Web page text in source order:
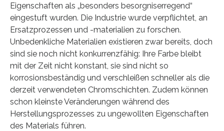
Eigenschaften als „besonders besorgniserregend“
eingestuft wurden. Die Industrie wurde verpflichtet, an
Ersatzprozessen und -materialien zu forschen.
Unbedenkliche Materialien existieren zwar bereits, doch
sind sie noch nicht konkurrenzfähig: Ihre Farbe bleibt
mit der Zeit nicht konstant, sie sind nicht so
korrosionsbeständig und verschleißen schneller als die
derzeit verwendeten Chromschichten. Zudem können
schon kleinste Veränderungen während des
Herstellungsprozesses zu ungewollten Eigenschaften
des Materials führen.